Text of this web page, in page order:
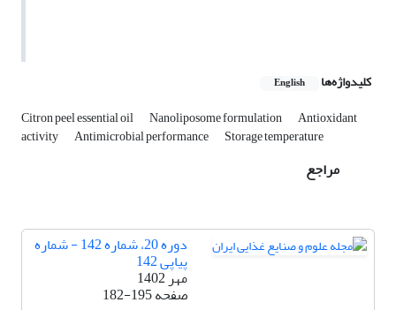
کلیدواژه‌ها English
Citron peel essential oil Nanoliposome formulation Antioxidant
activity Antimicrobial performance Storage temperature
مراجع
دوره 20، شماره 142 - شماره
پیاپی 142
مهر 1402
صفحه182-195